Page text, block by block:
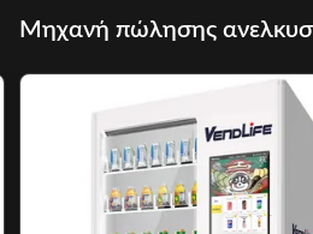
Μηχανή πώλησης